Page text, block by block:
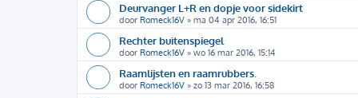
Deurvanger L+R en dopje voor sidekirt
door Romeck16V » ma 04 apr 2016, 16:51
Rechter buitenspiegel
door Romeck16V » wo 16 mar 2016, 15:14
Raamlijsten en raamrubbers.
door Romeck16V » zo 13 mar 2016, 16:58